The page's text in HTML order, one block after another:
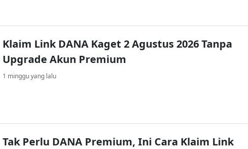
Klaim Link DANA Kaget 2 Agustus 2026 Tanpa
Upgrade Akun Premium
1 minggu yang lalu
Tak Perlu DANA Premium, Ini Cara Klaim Link